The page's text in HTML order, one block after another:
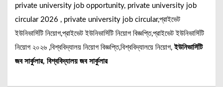
private university job opportunity, private university job
circular 2026 , private university job circular,প্রাইভেট
ইউনিভার্সিটি নিয়োগ,প্রাইভেট ইউনিভার্সিটি নিয়োগ বিজ্ঞপ্তি,প্রাইভেট ইউনিভার্সিটি
নিয়োগ ২০২৬ ,বিশ্ববিদ্যালয় নিয়োগ বিজ্ঞপ্তি,বিশ্ববিদ্যালয়ে নিয়োগ, ইউনিভার্সিটি
জব সার্কুলার, বিশ্ববিদ্যালয় জব সার্কুলার